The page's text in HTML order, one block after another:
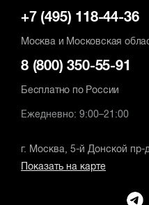
+7 (495) 118-44-36
Москва и Московская
8 (800) 350-55-91
Бесплатно по России
Ежедневно: 9:00–21:00
г. Москва, 5-й Донской пр-
Показать на карте